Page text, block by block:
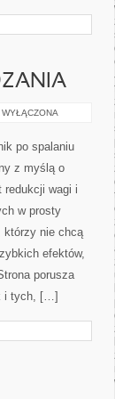
po spalaniu
z myślą o
redukcji wagi i
w prosty
którzy nie chcą
efektów,
porusza
i tych, […]